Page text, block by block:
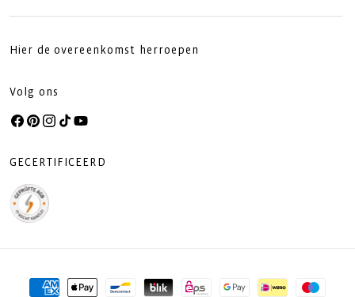
Hier de overeenkomst herroepen
Volg ons
Facebook
Pinterest
Instagram
TikTokYouTube
GECERTIFICEERD
Betaalmethoden